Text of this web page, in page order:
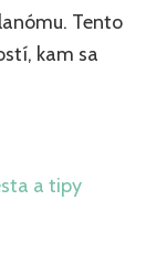
Tento
kam sa